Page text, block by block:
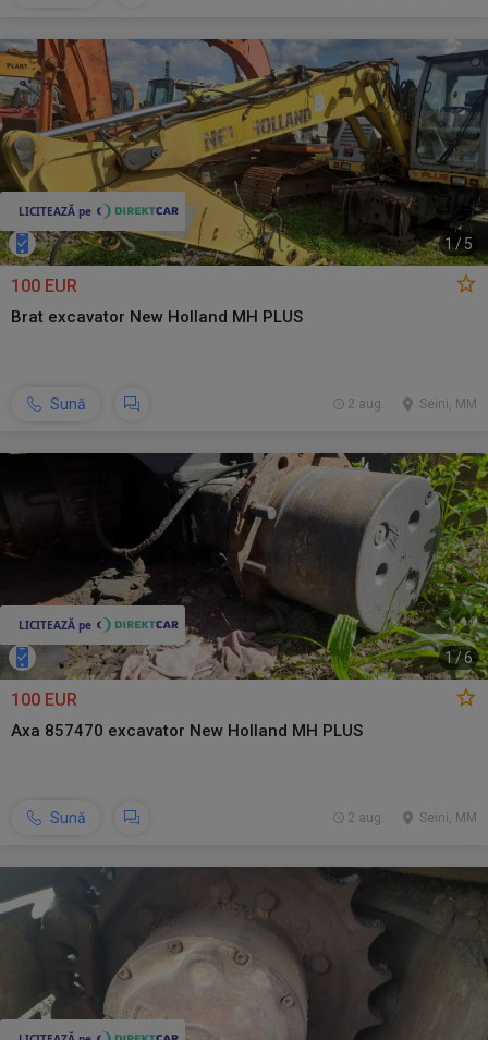
1/5
100 EUR
Brat excavator New Holland MH PLUS
Sună Seini, MM
2 aug.
1/6
100 EUR
Axa 857470 excavator New Holland MH PLUS
Sună Seini, MM
2 aug.